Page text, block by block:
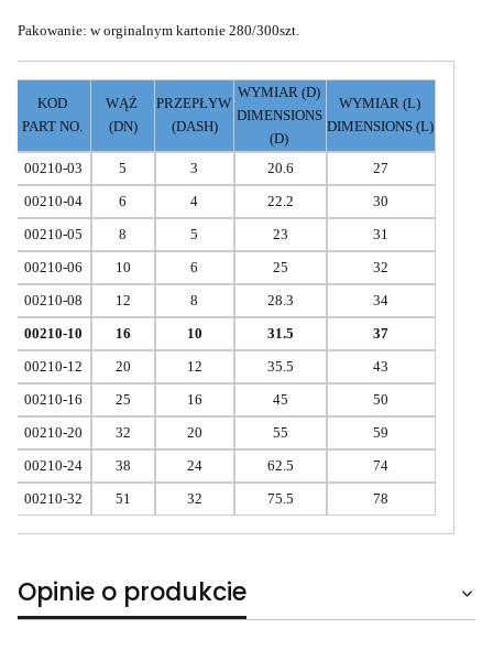
Pakowanie: w orginalnym kartonie 280/300szt.
KOD
PART NO.
WĄŻ
(DN)
PRZEPŁYW
(DASH)
WYMIAR (D)
DIMENSIONS
(D)
WYMIAR (L)
DIMENSIONS (L)
00210-03 5 3 20.6
27
00210-04
6 4 22.2
30
00210-05
8 5 23
31
00210-06
10 6 25
32
00210-08
12 8 28.3
34
00210-10
16 10 31.5
37
00210-12
20 12 35.5
43
00210-16
25 16 45
50
00210-20
32 20 55
59
00210-24
38 24 62.5
74
00210-32
51 32 75.5 78
Opinie o produkcie